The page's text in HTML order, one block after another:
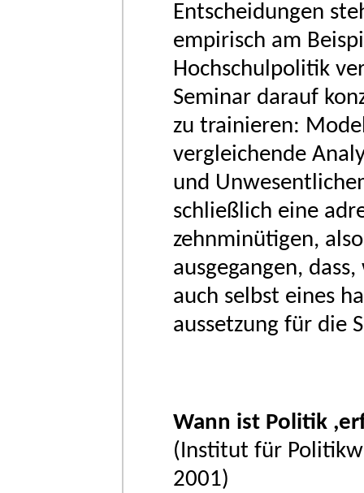
Entscheidungen
empirisch am
Hochschulpolitik
Seminar darauf
zu trainieren:
vergleichende
und
schließlich eine
zehnminütigen,
ausgegangen,
auch selbst eines
aussetzung für die
Wann ist Politik
(Institut für
2001)